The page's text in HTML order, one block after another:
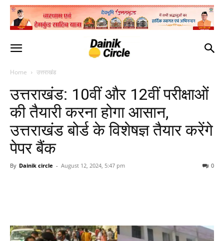
Home उत्तराखंड
उत्तराखंड: 10वीं और 12वीं परीक्षाओं
की तैयारी करना होगा आसान,
उत्तराखंड बोर्ड के विशेषज्ञ तैयार करेंगे
पेपर बैंक
By Dainik circle - August 12, 2024, 5:47 pm 0